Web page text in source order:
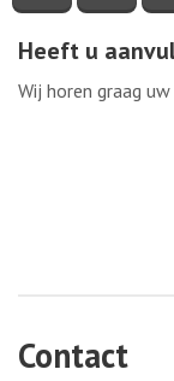
Heeft u
Wij horen graag uw
Contact